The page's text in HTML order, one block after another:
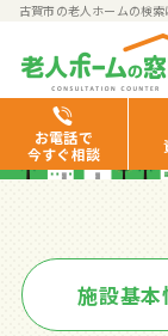
古賀市の老人ホームの検
お電話で
今すぐ相談
施設基本